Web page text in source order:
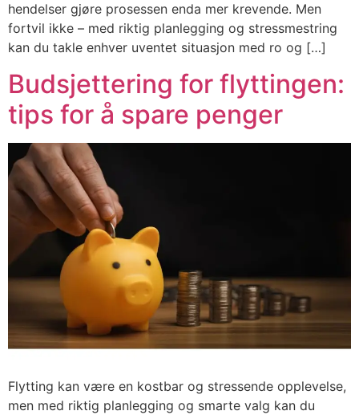
hendelser gjøre prosessen enda mer krevende. Men
fortvil ikke – med riktig planlegging og stressmestring
kan du takle enhver uventet situasjon med ro og […]
Budsjettering for flyttingen:
tips for å spare penger
Flytting kan være en kostbar og stressende opplevelse,
men med riktig planlegging og smarte valg kan du